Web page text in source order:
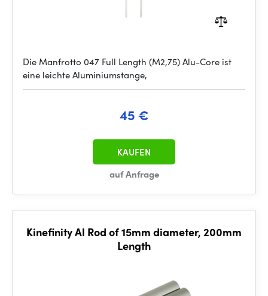
Die Manfrotto 047 Full Length (M2,75) Alu-Core ist
eine leichte Aluminiumstange,
45 €
auf Anfrage
KAUFEN
Kinefinity Al Rod of 15mm diameter, 200mm
Length